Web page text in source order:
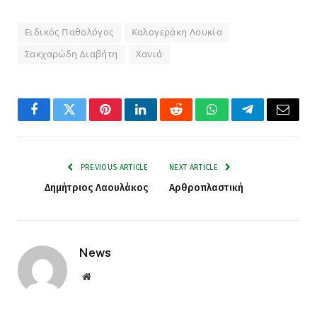
Ειδικός Παθολόγος Καλογεράκη Λουκία
Σακχαρώδη Διαβήτη Χανιά
FacebookTwitterPinterestLinkedInRedditWhatsAppTelegramEmail
PREVIOUS ARTICLE
Δημήτριος Λαουλάκος
NEXT ARTICLE
Αρθροπλαστική
News
Website